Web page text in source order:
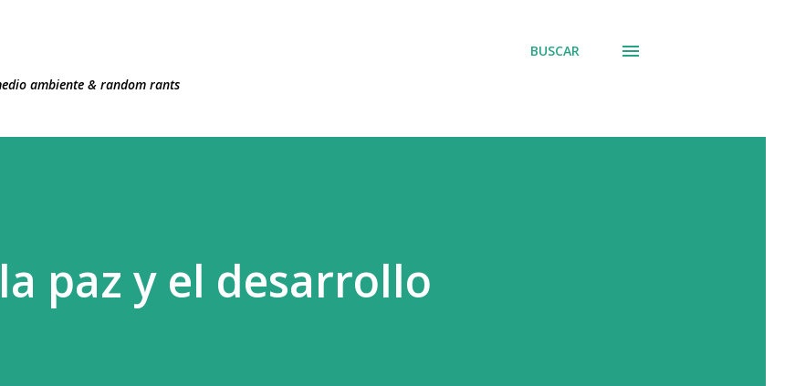
ambiente & random rants
BUSCAR
paz y el desarrollo